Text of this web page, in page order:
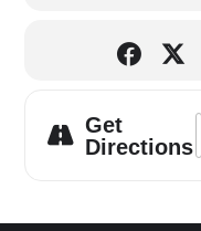
Get
Directions